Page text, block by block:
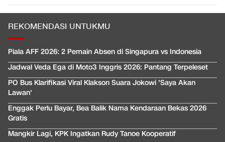
REKOMENDASI UNTUKMU
Piala AFF 2026: 2 Pemain Absen di Singapura vs Indonesia
Jadwal Veda Ega di Moto3 Inggris 2026: Pantang Terpeleset
PO Bus Klarifikasi Viral Klakson Suara Jokowi 'Saya Akan
Lawan'
Enggak Perlu Bayar, Bea Balik Nama Kendaraan Bekas 2026
Gratis
Mangkir Lagi, KPK Ingatkan Rudy Tanoe Kooperatif